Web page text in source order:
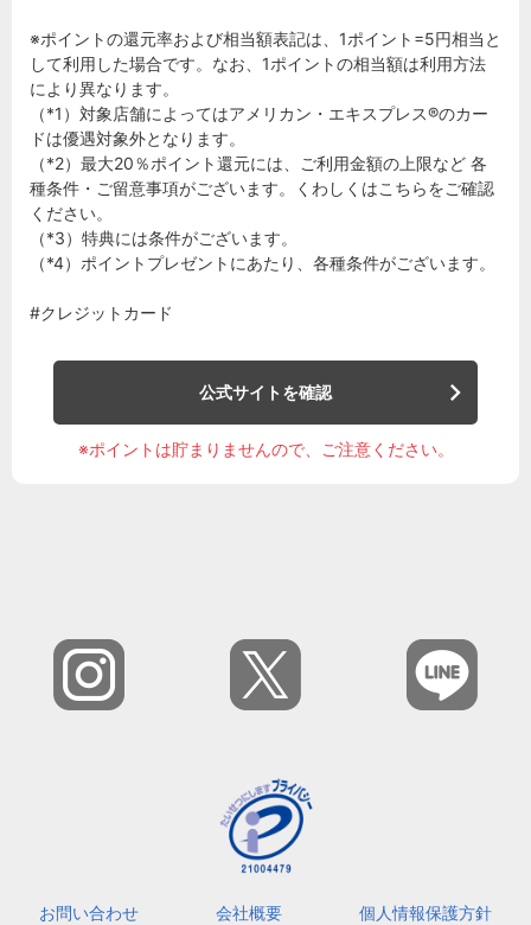
※ポイントの還元率および相当額表記は、1ポイント=5円相当と
して利用した場合です。なお、1ポイントの相当額は利用方法
により異なります。
（*1）対象店舗によってはアメリカン・エキスプレス®のカー
ドは優遇対象外となります。
（*2）最大20％ポイント還元には、ご利用金額の上限など 各
種条件・ご留意事項がございます。くわしくはこちらをご確認
ください。
（*3）特典には条件がございます。
（*4）ポイントプレゼントにあたり、各種条件がございます。
#クレジットカード
公式サイトを確認
※ポイントは貯まりませんので、ご注意ください。
お問い合わせ 会社概要 個人情報保護方針